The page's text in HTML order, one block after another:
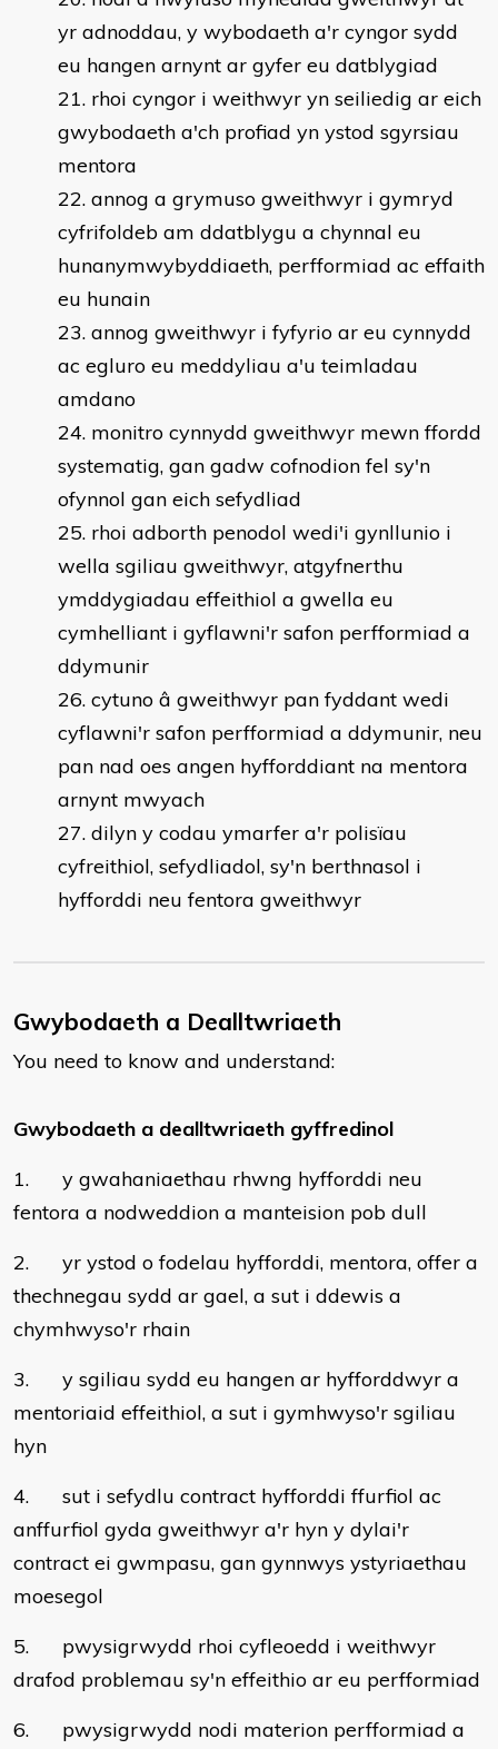
yr adnoddau, y wybodaeth a'r cyngor sydd
eu hangen arnynt ar gyfer eu datblygiad
rhoi cyngor i weithwyr yn seiliedig ar eich
gwybodaeth a'ch profiad yn ystod sgyrsiau
mentora
annog a grymuso gweithwyr i gymryd
cyfrifoldeb am ddatblygu a chynnal eu
hunanymwybyddiaeth, perfformiad ac effaith
eu hunain
annog gweithwyr i fyfyrio ar eu cynnydd
ac egluro eu meddyliau a'u teimladau
amdano
monitro cynnydd gweithwyr mewn ffordd
systematig, gan gadw cofnodion fel sy'n
ofynnol gan eich sefydliad
rhoi adborth penodol wedi'i gynllunio i
wella sgiliau gweithwyr, atgyfnerthu
ymddygiadau effeithiol a gwella eu
cymhelliant i gyflawni'r safon perfformiad a
ddymunir
cytuno â gweithwyr pan fyddant wedi
cyflawni'r safon perfformiad a ddymunir, neu
pan nad oes angen hyfforddiant na mentora
arnynt mwyach
dilyn y codau ymarfer a'r polisïau
cyfreithiol, sefydliadol, sy'n berthnasol i
hyfforddi neu fentora gweithwyr
Gwybodaeth a Dealltwriaeth
You need to know and understand:
Gwybodaeth a dealltwriaeth gyffredinol
1. y gwahaniaethau rhwng hyfforddi neu
fentora a nodweddion a manteision pob dull
2. yr ystod o fodelau hyfforddi, mentora, offer a
thechnegau sydd ar gael, a sut i ddewis a
chymhwyso'r rhain
3. y sgiliau sydd eu hangen ar hyfforddwyr a
mentoriaid effeithiol, a sut i gymhwyso'r sgiliau
hyn
4. sut i sefydlu contract hyfforddi ffurfiol ac
anffurfiol gyda gweithwyr a'r hyn y dylai'r
contract ei gwmpasu, gan gynnwys ystyriaethau
moesegol
5. pwysigrwydd rhoi cyfleoedd i weithwyr
drafod problemau sy'n effeithio ar eu perfformiad
6. pwysigrwydd nodi materion perfformiad a